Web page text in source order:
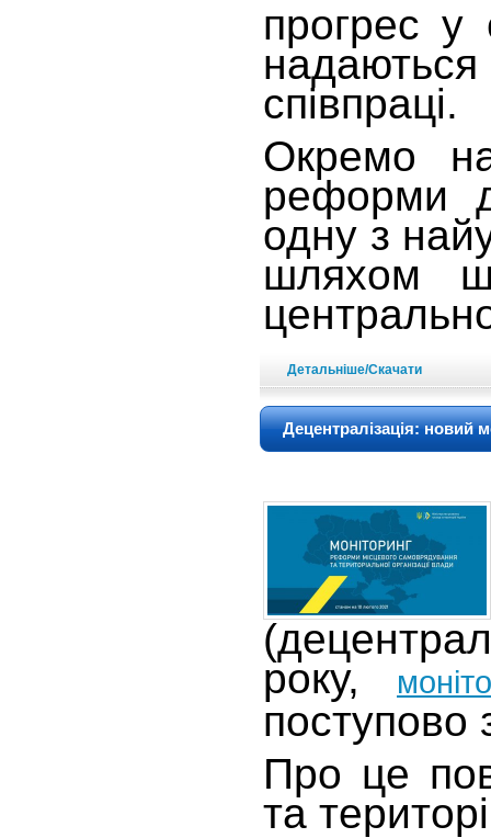
прогрес у
співпраці.
Окремо
реформи
одну з
шляхом
Детальніше/Скачати
Децентралізація: новий
року,
поступово
Про це
та